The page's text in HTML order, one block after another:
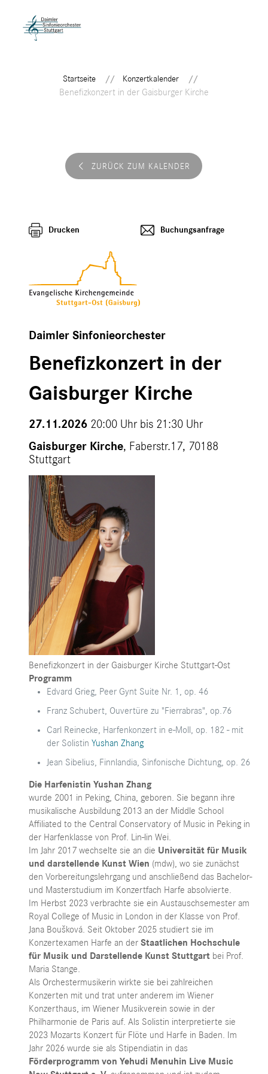
Startseite Konzertkalender
Benefizkonzert in der Gaisburger Kirche
Buchungsanfrage
Drucken
Daimler Sinfonieorchester
Benefizkonzert in der
Gaisburger Kirche
27.11.2026 20:00 Uhr bis 21:30 Uhr
Gaisburger Kirche, Faberstr.17, 70188
Stuttgart
Benefizkonzert in der Gaisburger Kirche Stuttgart-Ost
Programm
Edvard Grieg, Peer Gynt Suite Nr. 1, op. 46
Franz Schubert, Ouvertüre zu "Fierrabras", op.76
Carl Reinecke, Harfenkonzert in e-Moll, op. 182 - mit
der SolistinYushan Zhang
Jean Sibelius, Finnlandia, Sinfonische Dichtung, op. 26
Die Harfenistin Yushan Zhang
wurde 2001 in Peking, China, geboren. Sie begann ihre
musikalische Ausbildung 2013 an der Middle School
Affiliated to the Central Conservatory of Music in Peking in
der Harfenklasse von Prof. Lin-lin Wei.
Im Jahr 2017 wechselte sie an die Universität für Musik
und darstellende Kunst Wien (mdw), wo sie zunächst
den Vorbereitungslehrgang und anschließend das Bachelor-
und Masterstudium im Konzertfach Harfe absolvierte.
Im Herbst 2023 verbrachte sie ein Austauschsemester am
Royal College of Music in London in der Klasse von Prof.
Jana Boušková. Seit Oktober 2025 studiert sie im
Konzertexamen Harfe an derStaatlichen Hochschule
für Musik und Darstellende Kunst Stuttgart bei Prof.
Maria Stange.
Als Orchestermusikerin wirkte sie bei zahlreichen
Konzerten mit und trat unter anderem im Wiener
Konzerthaus, im Wiener Musikverein sowie in der
Philharmonie de Paris auf. Als Solistin interpretierte sie
2023 Mozarts Konzert für Flöte und Harfe in Baden. Im
Jahr 2026 wurde sie als Stipendiatin in das
Förderprogramm von Yehudi Menuhin Live Music
ZURÜCK ZUM KALENDER